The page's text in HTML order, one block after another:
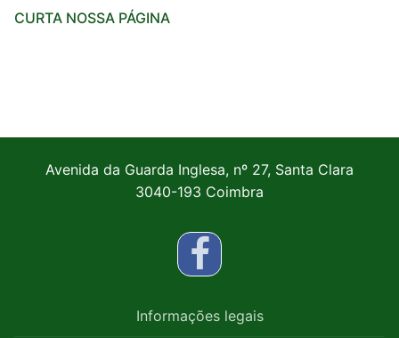
CURTA NOSSA PÁGINA
Avenida da Guarda Inglesa, nº 27, Santa Clara
3040-193 Coimbra
Informações legais